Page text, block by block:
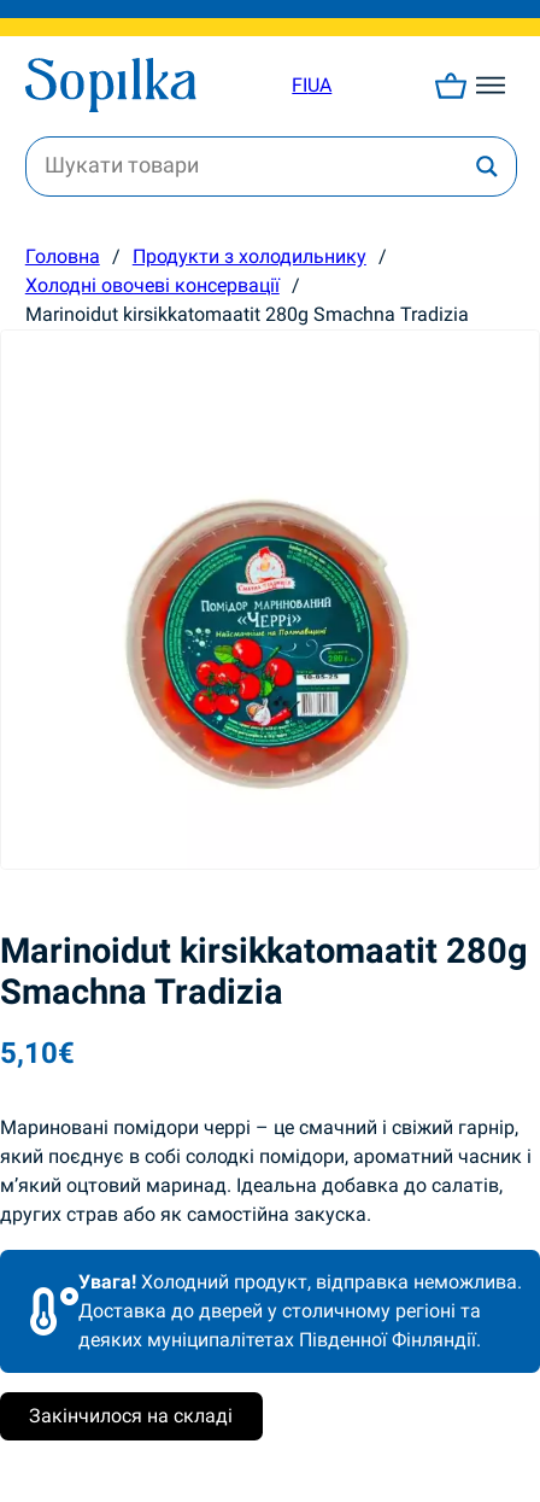
FIUA
Головна / Продукти з холодильнику /
Холодні овочеві консервації /
Marinoidut kirsikkatomaatit 280g Smachna Tradizia
Marinoidut kirsikkatomaatit 280g
Smachna Tradizia
5,10€
Мариновані помідори черрі – це смачний і свіжий гарнір,
який поєднує в собі солодкі помідори, ароматний часник і
м’який оцтовий маринад. Ідеальна добавка до салатів,
других страв або як самостійна закуска.
Увага! Холодний продукт, відправка неможлива.
Доставка до дверей у столичному регіоні та
деяких муніципалітетах Південної Фінляндії.
Закінчилося на складі